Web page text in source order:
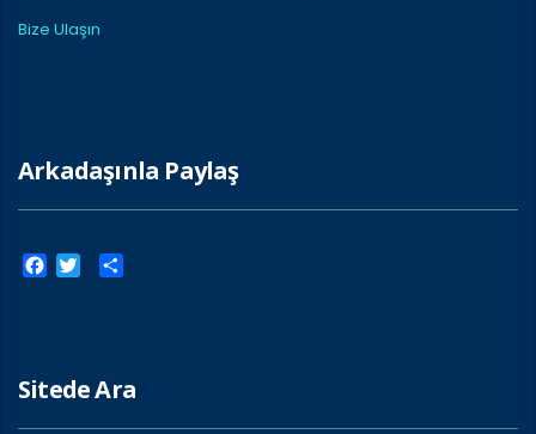
Bize Ulaşın
Arkadaşınla Paylaş
Facebook
Twitter
Sitede Ara